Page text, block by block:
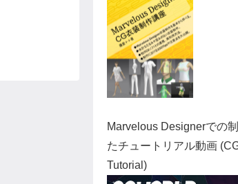
Marvelous Designerでの
たチュートリアル動画
Tutorial)